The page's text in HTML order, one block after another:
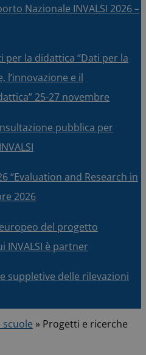
Nazionale INVALSI 2026 –
per la didattica “Dati per la
l’innovazione e il
25-27 novembre
pubblica per
“Evaluation and Research in
2026
del progetto
INVALSI è partner
suppletive delle rilevazioni
» Progetti e ricerche